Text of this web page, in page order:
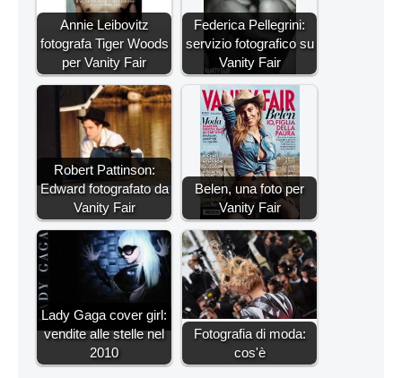
Annie Leibovitz
fotografa Tiger Woods
per Vanity Fair
Federica Pellegrini:
servizio fotografico su
Vanity Fair
Robert Pattinson:
Edward fotografato da
Vanity Fair
Belen, una foto per
Vanity Fair
Lady Gaga cover girl:
vendite alle stelle nel
2010
Fotografia di moda:
cos'è